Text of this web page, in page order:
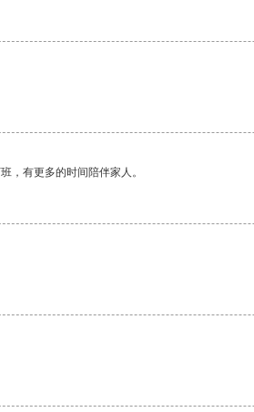
，有更多的时间陪伴家人。